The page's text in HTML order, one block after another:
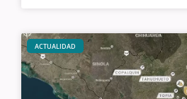
ACTUALIDAD